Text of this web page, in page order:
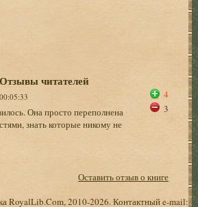
Отзывы читателей
Она просто переполнена
знать которые никому не
4
3
Оставить отзыв о книге
RoyalLib.Com, 2010-2026. Контактный e-mail: